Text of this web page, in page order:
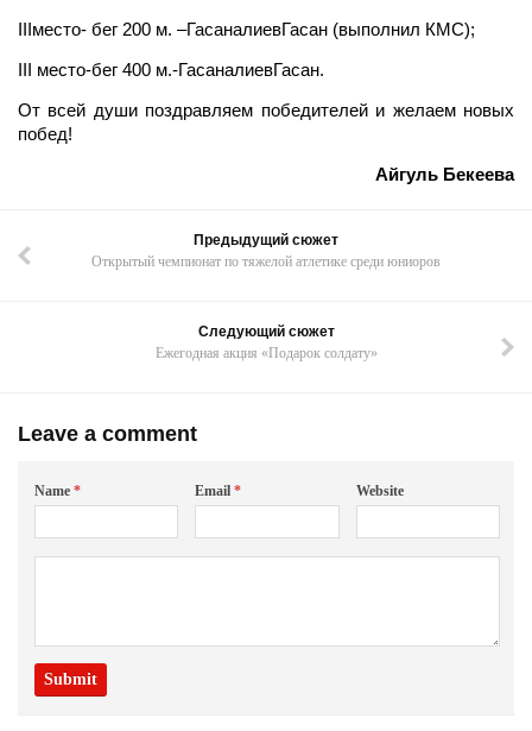
IIIместо- бег 200 м. –ГасаналиевГасан (выполнил КМС);
III место-бег 400 м.-ГасаналиевГасан.
От всей души поздравляем победителей и желаем новых
побед!
Айгуль Бекеева
Предыдущий сюжет
Открытый чемпионат по тяжелой атлетике среди юниоров
Следующий сюжет
Ежегодная акция «Подарок солдату»
Leave a comment
Name * Email* Website